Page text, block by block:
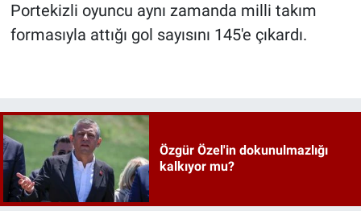
Portekizli oyuncu aynı zamanda milli takım
formasıyla attığı gol sayısını 145'e çıkardı.
Özgür Özel'in dokunulmazlığı
kalkıyor mu?